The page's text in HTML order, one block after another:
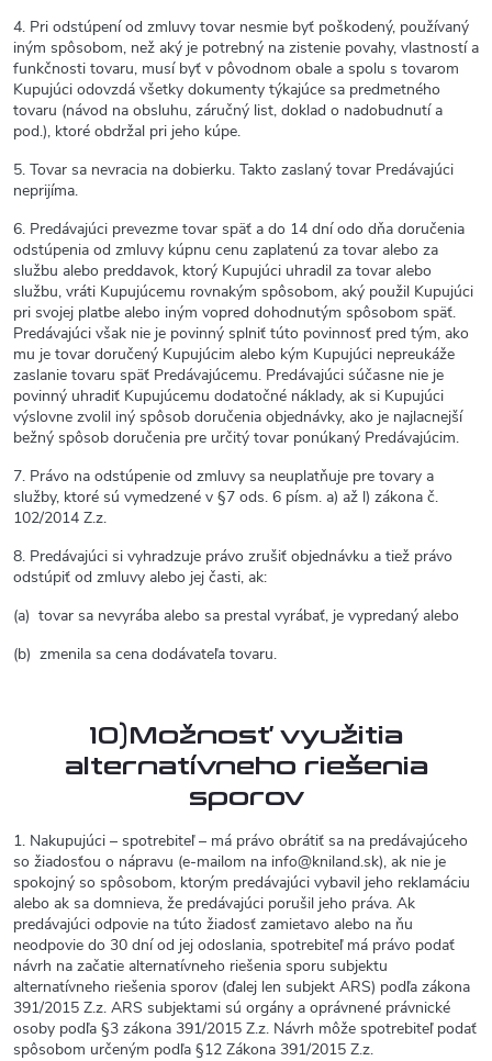
4. Pri odstúpení od zmluvy tovar nesmie byť poškodený, používaný
iným spôsobom, než aký je potrebný na zistenie povahy, vlastností a
funkčnosti tovaru, musí byť v pôvodnom obale a spolu s tovarom
Kupujúci odovzdá všetky dokumenty týkajúce sa predmetného
tovaru (návod na obsluhu, záručný list, doklad o nadobudnutí a
pod.), ktoré obdržal pri jeho kúpe.
5. Tovar sa nevracia na dobierku. Takto zaslaný tovar Predávajúci
neprijíma.
6. Predávajúci prevezme tovar späť a do 14 dní odo dňa doručenia
odstúpenia od zmluvy kúpnu cenu zaplatenú za tovar alebo za
službu alebo preddavok, ktorý Kupujúci uhradil za tovar alebo
službu, vráti Kupujúcemu rovnakým spôsobom, aký použil Kupujúci
pri svojej platbe alebo iným vopred dohodnutým spôsobom späť.
Predávajúci však nie je povinný splniť túto povinnosť pred tým, ako
mu je tovar doručený Kupujúcim alebo kým Kupujúci nepreukáže
zaslanie tovaru späť Predávajúcemu. Predávajúci súčasne nie je
povinný uhradiť Kupujúcemu dodatočné náklady, ak si Kupujúci
výslovne zvolil iný spôsob doručenia objednávky, ako je najlacnejší
bežný spôsob doručenia pre určitý tovar ponúkaný Predávajúcim.
7. Právo na odstúpenie od zmluvy sa neuplatňuje pre tovary a
služby, ktoré sú vymedzené v §7 ods. 6 písm. a) až l) zákona č.
102/2014 Z.z.
8. Predávajúci si vyhradzuje právo zrušiť objednávku a tiež právo
odstúpiť od zmluvy alebo jej časti, ak:
(a) tovar sa nevyrába alebo sa prestal vyrábať, je vypredaný alebo
(b) zmenila sa cena dodávateľa tovaru.
10)Možnosť využitia
alternatívneho riešenia
sporov
1. Nakupujúci – spotrebiteľ – má právo obrátiť sa na predávajúceho
so žiadosťou o nápravu (e-mailom na info@kniland.sk), ak nie je
spokojný so spôsobom, ktorým predávajúci vybavil jeho reklamáciu
alebo ak sa domnieva, že predávajúci porušil jeho práva. Ak
predávajúci odpovie na túto žiadosť zamietavo alebo na ňu
neodpovie do 30 dní od jej odoslania, spotrebiteľ má právo podať
návrh na začatie alternatívneho riešenia sporu subjektu
alternatívneho riešenia sporov (ďalej len subjekt ARS) podľa zákona
391/2015 Z.z. ARS subjektami sú orgány a oprávnené právnické
osoby podľa §3 zákona 391/2015 Z.z. Návrh môže spotrebiteľ podať
spôsobom určeným podľa §12 Zákona 391/2015 Z.z.